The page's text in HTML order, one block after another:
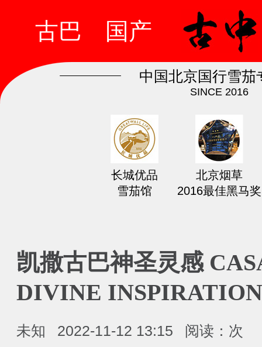
古巴 国产
中国北京国行雪茄
SINCE 2016
长城优品
雪茄馆
北京烟草
2016最佳黑马奖
凯撒古巴神圣灵感
DIVINE INSPIRATION
未知 2022-11-12 13:15 阅读： 次